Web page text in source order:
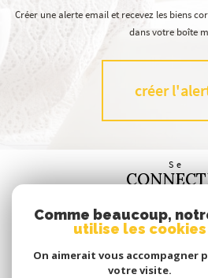
Créer une alerte email et recevez les biens
dans votre boîte
créer
Se
espace
SUIVRE
Comme beaucoup,
utilise les cookies
On aimerait vous accompagner
votre visite.